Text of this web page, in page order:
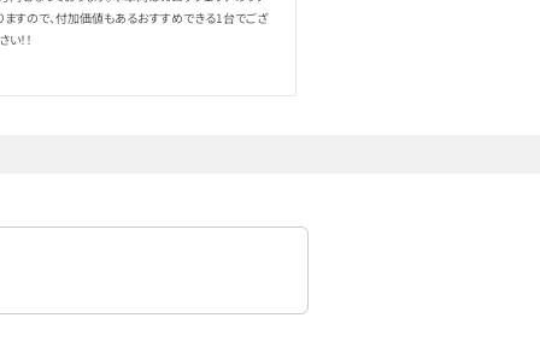
ますので、付加価値もあるおすすめできる1台でござ
！！